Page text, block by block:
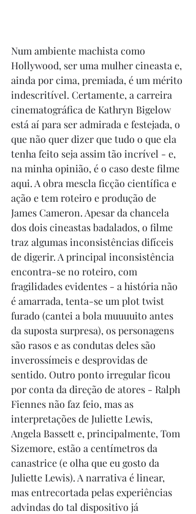
Num ambiente machista como
Hollywood, ser uma mulher cineasta e,
ainda por cima, premiada, é um mérito
indescritível. Certamente, a carreira
cinematográfica de Kathryn Bigelow
está aí para ser admirada e festejada, o
que não quer dizer que tudo o que ela
tenha feito seja assim tão incrível - e,
na minha opinião, é o caso deste filme
aqui. A obra mescla ficção científica e
ação e tem roteiro e produção de
James Cameron. Apesar da chancela
dos dois cineastas badalados, o filme
traz algumas inconsistências difíceis
de digerir. A principal inconsistência
encontra-se no roteiro, com
fragilidades evidentes - a história não
é amarrada, tenta-se um plot twist
furado (cantei a bola muuuuito antes
da suposta surpresa), os personagens
são rasos e as condutas deles são
inverossímeis e desprovidas de
sentido. Outro ponto irregular ficou
por conta da direção de atores - Ralph
Fiennes não faz feio, mas as
interpretações de Juliette Lewis,
Angela Bassett e, principalmente, Tom
Sizemore, estão a centímetros da
canastrice (e olha que eu gosto da
Juliette Lewis). A narrativa é linear,
mas entrecortada pelas experiências
advindas do tal dispositivo já